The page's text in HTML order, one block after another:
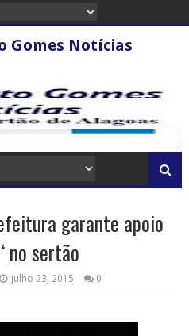
Gomes Notícias
garante apoio
no sertão
julho 23, 2015 0